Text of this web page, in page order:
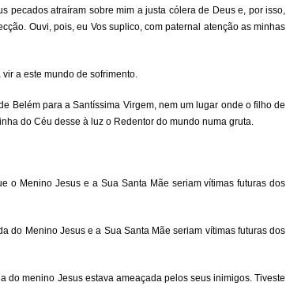
pecados atraíram sobre mim a justa cólera de Deus e, por isso,
Ouvi, pois, eu Vos suplico, com paternal atenção as minhas
a este mundo de sofrimento.
Belém para a Santíssima Virgem, nem um lugar onde o filho de
do Céu desse à luz o Redentor do mundo numa gruta.
o Menino Jesus e a Sua Santa Mãe seriam vítimas futuras dos
do Menino Jesus e a Sua Santa Mãe seriam vítimas futuras dos
do menino Jesus estava ameaçada pelos seus inimigos. Tiveste